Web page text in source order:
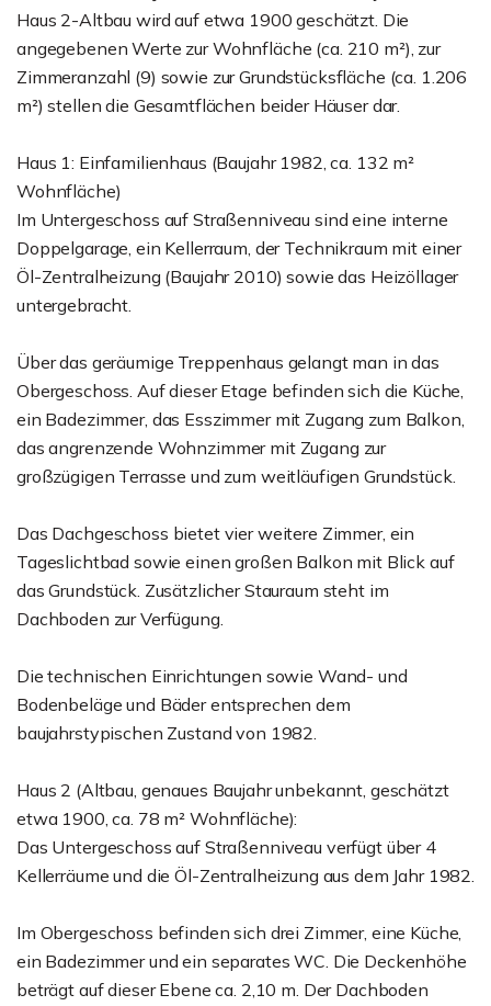
Haus 2-Altbau wird auf etwa 1900 geschätzt. Die
angegebenen Werte zur Wohnfläche (ca. 210 m²), zur
Zimmeranzahl (9) sowie zur Grundstücksfläche (ca. 1.206
m²) stellen die Gesamtflächen beider Häuser dar.
Haus 1: Einfamilienhaus (Baujahr 1982, ca. 132 m²
Wohnfläche)
Im Untergeschoss auf Straßenniveau sind eine interne
Doppelgarage, ein Kellerraum, der Technikraum mit einer
Öl-Zentralheizung (Baujahr 2010) sowie das Heizöllager
untergebracht.
Über das geräumige Treppenhaus gelangt man in das
Obergeschoss. Auf dieser Etage befinden sich die Küche,
ein Badezimmer, das Esszimmer mit Zugang zum Balkon,
das angrenzende Wohnzimmer mit Zugang zur
großzügigen Terrasse und zum weitläufigen Grundstück.
Das Dachgeschoss bietet vier weitere Zimmer, ein
Tageslichtbad sowie einen großen Balkon mit Blick auf
das Grundstück. Zusätzlicher Stauraum steht im
Dachboden zur Verfügung.
Die technischen Einrichtungen sowie Wand- und
Bodenbeläge und Bäder entsprechen dem
baujahrstypischen Zustand von 1982.
Haus 2 (Altbau, genaues Baujahr unbekannt, geschätzt
etwa 1900, ca. 78 m² Wohnfläche):
Das Untergeschoss auf Straßenniveau verfügt über 4
Kellerräume und die Öl-Zentralheizung aus dem Jahr 1982.
Im Obergeschoss befinden sich drei Zimmer, eine Küche,
ein Badezimmer und ein separates WC. Die Deckenhöhe
beträgt auf dieser Ebene ca. 2,10 m. Der Dachboden